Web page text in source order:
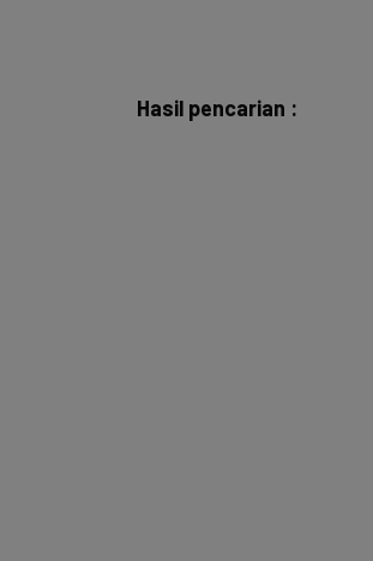
Hasil pencarian :